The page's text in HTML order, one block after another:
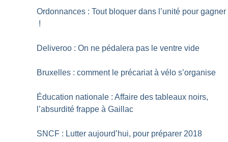
Ordonnances : Tout bloquer dans l’unité pour gagner
!
Deliveroo : On ne pédalera pas le ventre vide
Bruxelles : comment le précariat à vélo s’organise
Éducation nationale : Affaire des tableaux noirs,
l’absurdité frappe à Gaillac
SNCF : Lutter aujourd’hui, pour préparer 2018